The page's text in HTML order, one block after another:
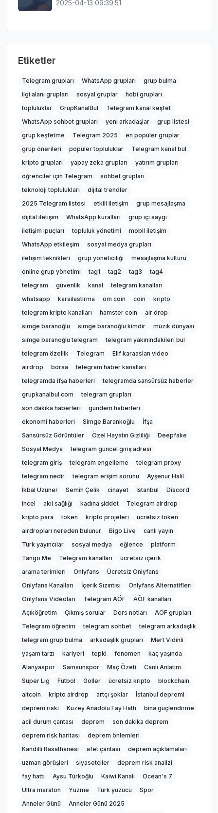
2025-04-13 09:39:51
Etiketler
Telegram grupları WhatsApp grupları
grup bulma
ilgi alanı grupları
sosyal gruplar
hobi grupları
topluluklar
GrupKanalBul
Telegram kanal keşfet
WhatsApp sohbet grupları
yeni arkadaşlar
grup listesi
grup keşfetme
Telegram 2025
en popüler gruplar
grup önerileri
popüler topluluklar
Telegram kanal bul
kripto grupları
yapay zeka grupları
yatırım grupları
öğrenciler için Telegram
sohbet grupları
teknoloji toplulukları
dijital trendler
2025 Telegram listesi
etkili iletişim
grup mesajlaşma
dijital iletişim
WhatsApp kuralları
grup içi saygı
iletişim ipuçları
topluluk yönetimi
mobil iletişim
WhatsApp etkileşim
sosyal medya grupları
iletişim teknikleri
grup yöneticiliği
mesajlaşma kültürü
online grup yönetimi
tag1 tag2 tag3
tag4
telegram
güvenlik kanal
telegram kanalları
whatsapp
karsilastirma om coin coin
kripto
telegram kripto kanalları
hamster coin
air drop
simge baranoğlu
simge baranoğlu kimdir
müzik dünyası
simge baranoğlu telegram
telegram yakınındakileri bul
telegram özellik
Telegram
Elif karaaslan video
airdrop
borsa
telegram haber kanalları
telegramda ifşa haberleri
telegramda sansürsüz haberler
grupkanalbul.com
telegram grupları
son dakika haberleri
gündem haberleri
ekonomi haberleri
Simge Barankoğlu
İfşa
Sansürsüz Görüntüler
Özel Hayatın Gizliliği
Deepfake
Sosyal Medya
telegram güncel giriş adresi
telegram giriş
telegram engelleme
telegram proxy
telegram nedir
telegram erişim sorunu
Ayşenur Halil
İkbal Uzuner
Semih Çelik cinayet İstanbul
Discord
incel
akıl sağlığı kadına şiddet
Telegram airdrop
kripto para
token kripto projeleri
ücretsiz token
airdropları nereden bulunur
Bigo Live
canlı yayın
Türk yayıncılar
sosyal medya eğlence
platform
Tango Me
Telegram kanalları
ücretsiz içerik
arama terimleri
Onlyfans
Ücretsiz Onlyfans
Onlyfans Kanalları
İçerik Sızıntısı
Onlyfans Alternatifleri
Onlyfans Videoları
Telegram AÖF
AÖF kanalları
Açıköğretim
Çıkmış sorular Ders notları
AÖF grupları
Telegram öğrenim
telegram sohbet
telegram arkadaşlık
telegram grup bulma
arkadaşlık grupları
Mert Vidinli
yaşam tarzı
kariyeri tepki fenomen
kaç yaşında
Alanyaspor
Samsunspor Maç Özeti
Canlı Anlatım
Süper Lig
Futbol Goller ücretsiz kripto
blockchain
altcoin
kripto airdrop artçı şoklar
İstanbul depremi
deprem riski
Kuzey Anadolu Fay Hattı
bina güçlendirme
acil durum çantası
deprem
son dakika deprem
deprem risk haritası
deprem önlemleri
Kandilli Rasathanesi
afet çantası
deprem açıklamaları
uzman görüşleri
siyasetçiler
deprem risk analizi
fay hattı
Aysu Türkoğlu Kaiwi Kanalı
Ocean's 7
Ultra maraton
Yüzme Türk yüzücü
Spor
Anneler Günü
Anneler Günü 2025